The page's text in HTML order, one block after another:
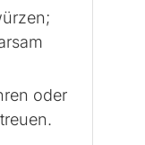
oder